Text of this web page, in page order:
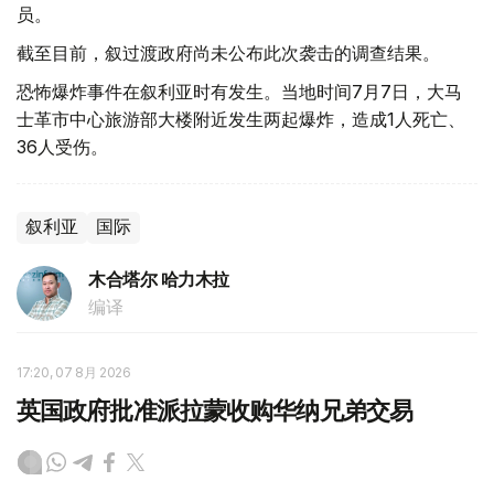
员。
截至目前，叙过渡政府尚未公布此次袭击的调查结果。
恐怖爆炸事件在叙利亚时有发生。当地时间7月7日，大马
士革市中心旅游部大楼附近发生两起爆炸，造成1人死亡、
36人受伤。
叙利亚 国际
木合塔尔 哈力木拉
编译
17:20, 07 8月 2026
英国政府批准派拉蒙收购华纳兄弟交易